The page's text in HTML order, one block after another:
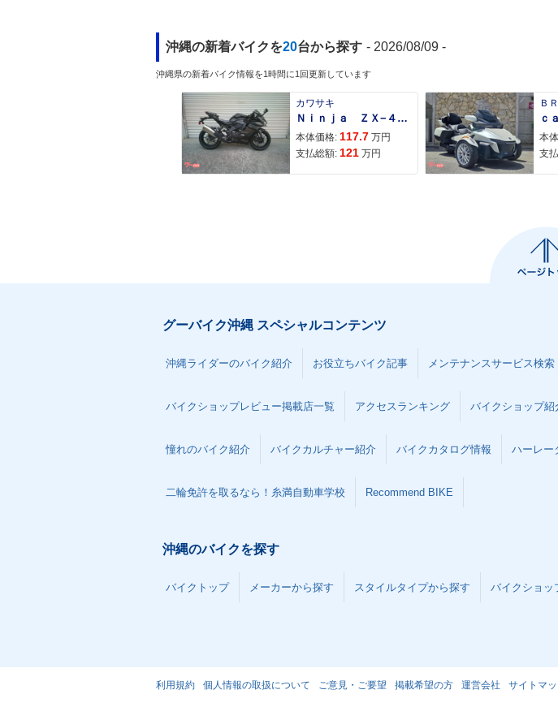
沖縄の新着バイクを20台から探す - 2026/08/09 -
沖縄県の新着バイク情報を1時間に1回更新しています
カワサキ
Ｎｉｎｊａ ＺＸ−４Ｒ ＳＥ
本体価格: 117.7 万円
支払総額: 121 万円
Ｂ
本
支
グーバイク沖縄 スペシャルコンテンツ
沖縄ライダーのバイク紹介 お役立ちバイク記事 メンテナンスサービス検索
バイクショップレビュー掲載店一覧 アクセスランキング バイクショップ紹
憧れのバイク紹介 バイクカルチャー紹介 バイクカタログ情報 ハーレー
二輪免許を取るなら！糸満自動車学校 Recommend BIKE
沖縄のバイクを探す
バイクトップ メーカーから探す スタイルタイプから探す バイクショッ
利用規約 個人情報の取扱について ご意見・ご要望 掲載希望の方 運営会社 サイトマ